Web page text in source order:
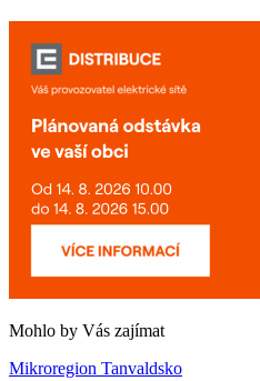
Mohlo by Vás zajímat
Mikroregion Tanvaldsko